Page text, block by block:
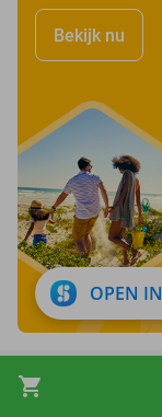
shopping_cart
Bekijk nu
OPEN